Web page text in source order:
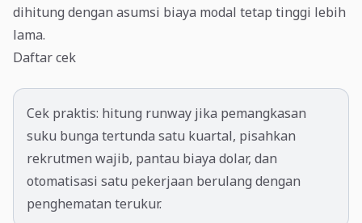
dihitung dengan asumsi biaya modal tetap tinggi lebih
lama.
Daftar cek
Cek praktis: hitung runway jika pemangkasan
suku bunga tertunda satu kuartal, pisahkan
rekrutmen wajib, pantau biaya dolar, dan
otomatisasi satu pekerjaan berulang dengan
penghematan terukur.